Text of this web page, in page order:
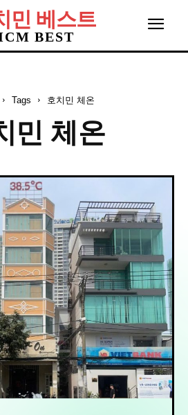
민 베스트
BEST
Tags 호치민 체온
민 체온